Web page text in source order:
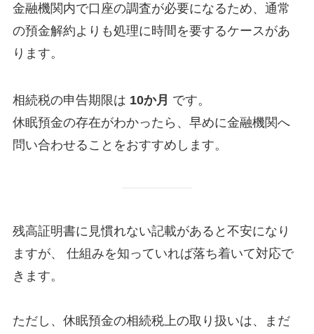
金融機関内で口座の調査が必要になるため、通常
の預金解約よりも処理に時間を要するケースがあ
ります。
相続税の申告期限は 10か月 です。
休眠預金の存在がわかったら、早めに金融機関へ
問い合わせることをおすすめします。
残高証明書に見慣れない記載があると不安になり
ますが、 仕組みを知っていれば落ち着いて対応で
きます。
ただし、休眠預金の相続税上の取り扱いは、まだ